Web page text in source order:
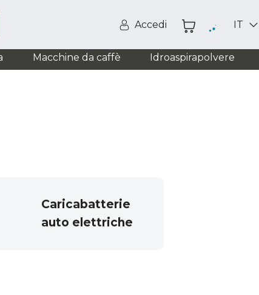
Accedi IT
Macchine da caffè Idroaspirapolvere
Caricabatterie
auto elettriche